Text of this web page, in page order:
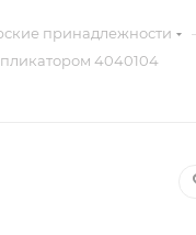
принадлежности
4040104